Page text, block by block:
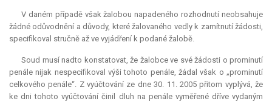
V daném případě však žalobou napadeného rozhodnutí neobsahuje
žádné odůvodnění a důvody, které žalovaného vedly k zamítnutí žádosti,
specifikoval stručně až ve vyjádření k podané žalobě.
Soud musí nadto konstatovat, že žalobce ve své žádosti o prominutí
penále nijak nespecifikoval výši tohoto penále, žádal však o „prominutí
celkového penále“. Z vyúčtování ze dne 30. 11. 2005 přitom vyplývá, že
ke dni tohoto vyúčtování činil dluh na penále vyměřené dříve vydaným